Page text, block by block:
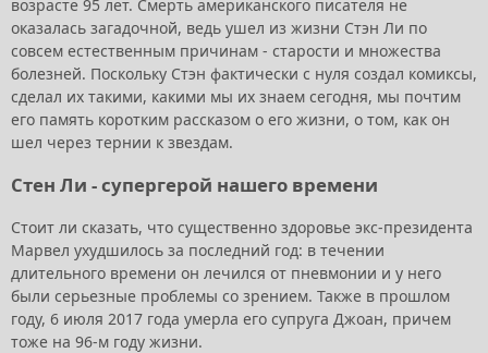
возрасте 95 лет. Смерть американского писателя не
оказалась загадочной, ведь ушел из жизни Стэн Ли по
совсем естественным причинам - старости и множества
болезней. Поскольку Стэн фактически с нуля создал комиксы,
сделал их такими, какими мы их знаем сегодня, мы почтим
его память коротким рассказом о его жизни, о том, как он
шел через тернии к звездам.
Стен Ли - супергерой нашего времени
Стоит ли сказать, что существенно здоровье экс-президента
Марвел ухудшилось за последний год: в течении
длительного времени он лечился от пневмонии и у него
были серьезные проблемы со зрением. Также в прошлом
году, 6 июля 2017 года умерла его супруга Джоан, причем
тоже на 96-м году жизни.